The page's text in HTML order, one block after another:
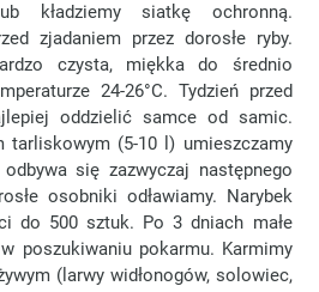
kładziemy siatkę ochronną.
zjadaniem przez dorosłe ryby.
czysta, miękka do średnio
24-26°C. Tydzień przed
oddzielić samce od samic.
tarliskowym (5-10 l) umieszczamy
się zazwyczaj następnego
osobniki odławiamy. Narybek
do 500 sztuk. Po 3 dniach małe
poszukiwaniu pokarmu. Karmimy
(larwy widłonogów, solowiec,